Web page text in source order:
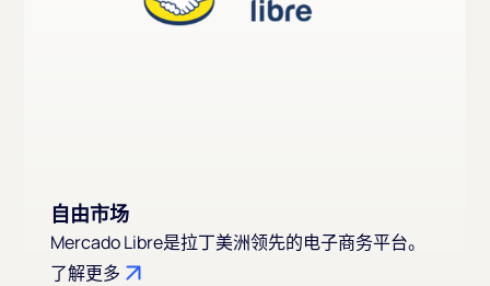
自由市场
Mercado Libre是拉丁美洲领先的电子商务平台。
了解更多